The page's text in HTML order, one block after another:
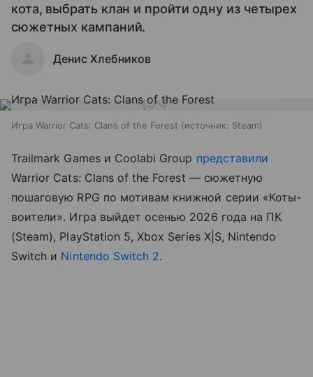
кота, выбрать клан и пройти одну из четырех
сюжетных кампаний.
Денис Хлебников
Игра Warrior Cats: Clans of the Forest источник: Steam
Trailmark Games и Coolabi Group представили
Warrior Cats: Clans of the Forest — сюжетную
пошаговую RPG по мотивам книжной серии «Коты-
воители». Игра выйдет осенью 2026 года на ПК
(Steam), PlayStation 5, Xbox Series X|S, Nintendo
Switch и Nintendo Switch 2.